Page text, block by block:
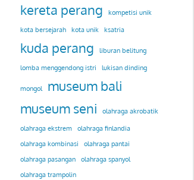
kereta perang
kompetisi unik
kota bersejarah kota unik ksatria
kuda perang liburan belitung
lomba menggendong istri lukisan dinding
mongol
museum bali
museum seni
olahraga akrobatik
olahraga ekstrem
olahraga finlandia
olahraga kombinasi
olahraga pantai
olahraga pasangan
olahraga spanyol
olahraga trampolin